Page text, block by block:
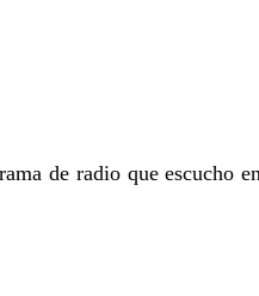
de radio que escucho